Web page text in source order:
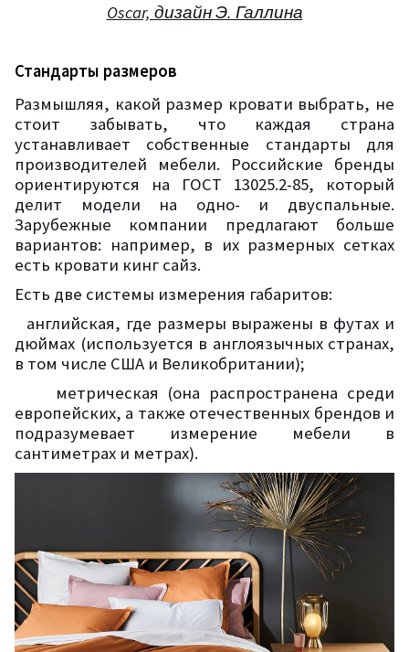
Oscar, дизайн Э. Галлина
Стандарты размеров
Размышляя, какой размер кровати выбрать, не
стоит забывать, что каждая страна
устанавливает собственные стандарты для
производителей мебели. Российские бренды
ориентируются на ГОСТ 13025.2-85, который
делит модели на одно- и двуспальные.
Зарубежные компании предлагают больше
вариантов: например, в их размерных сетках
есть кровати кинг сайз.
Есть две системы измерения габаритов:
английская, где размеры выражены в футах и
дюймах (используется в англоязычных странах,
в том числе США и Великобритании);
метрическая (она распространена среди
европейских, а также отечественных брендов и
подразумевает измерение мебели в
сантиметрах и метрах).